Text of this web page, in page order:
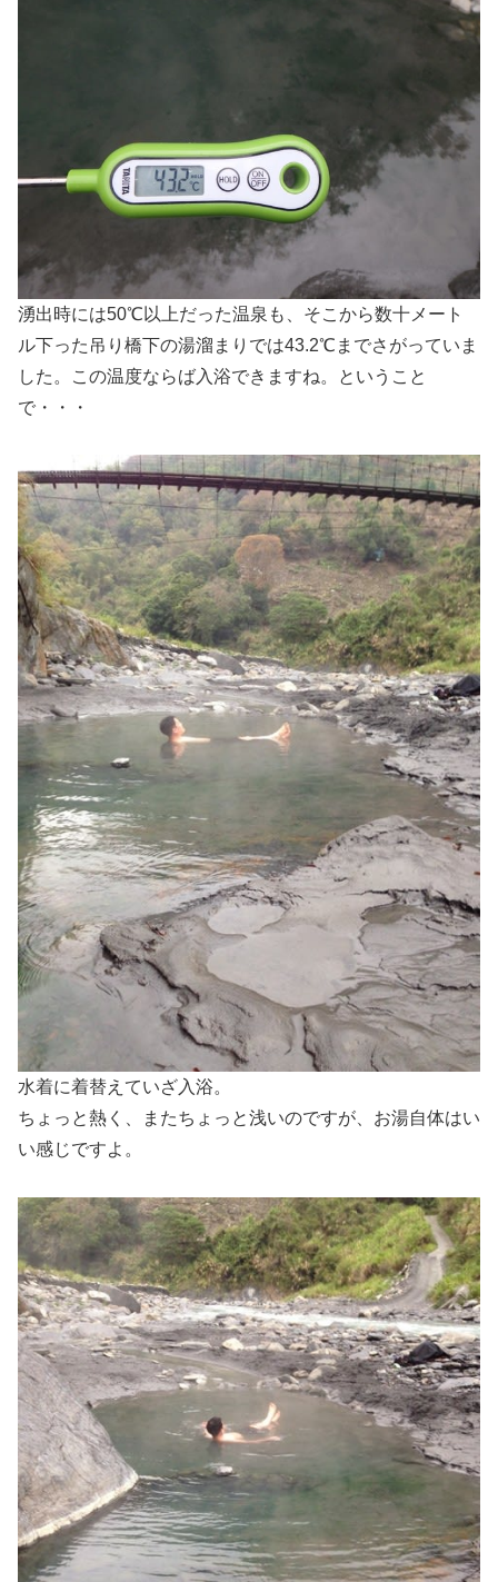
湧出時には50℃以上だった温泉も、そこから数十メート
ル下った吊り橋下の湯溜まりでは43.2℃までさがっていま
した。この温度ならば入浴できますね。ということ
で・・・
水着に着替えていざ入浴。
ちょっと熱く、またちょっと浅いのですが、お湯自体はい
い感じですよ。